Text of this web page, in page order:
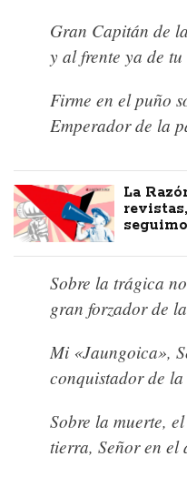
Gran Capitán de
y al frente ya de
Firme en el puño
Emperador de la
La
Sobre la trágica
gran forzador de
Mi «Jaungoica»,
conquistador de
Sobre la muerte,
tierra, Señor en el